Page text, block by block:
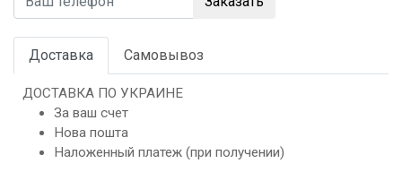
Доставка Самовывоз
ДОСТАВКА ПО УКРАИНЕ
За ваш счет
Нова пошта
Наложенный платеж (при получении)